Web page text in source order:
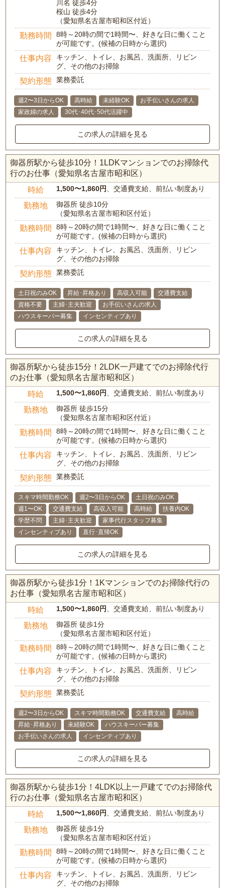
川名 徒歩4分
桜山 徒歩4分
（愛知県名古屋市昭和区付近）
勤務時間
8時～20時の間で1時間〜、好きな日に働くこと
が可能です。(候補の日時から選択)
仕事内容
キッチン、トイレ、お風呂、洗面所、リビン
グ、その他のお掃除
契約形態 業務委託
週2〜3日からOK 高時給 未経験OK
お手伝いさんの求人
家政婦の求人
30代･40代･50代活躍中
この求人の詳細を見る
御器所駅から徒歩10分！1LDKマンションでのお掃除代
行のお仕事（愛知県名古屋市昭和区）
時給 1,500〜1,860円、交通費支給、前払い制度あり
勤務地
御器所 徒歩10分
（愛知県名古屋市昭和区付近）
勤務時間
8時～20時の間で1時間〜、好きな日に働くこと
が可能です。(候補の日時から選択)
仕事内容
キッチン、トイレ、お風呂、洗面所、リビン
グ、その他のお掃除
契約形態 業務委託
土日祝のみOK 昇給･昇格あり 高収入可能
交通費支給
資格不要
主婦･主夫歓迎
お手伝いさんの求人
ハウスキーパー募集
インセンティブあり
この求人の詳細を見る
御器所駅から徒歩15分！2LDK一戸建てでのお掃除代行
のお仕事（愛知県名古屋市昭和区）
時給 1,500〜1,860円、交通費支給、前払い制度あり
勤務地
御器所 徒歩15分
（愛知県名古屋市昭和区付近）
勤務時間
8時～20時の間で1時間〜、好きな日に働くこと
が可能です。(候補の日時から選択)
仕事内容
キッチン、トイレ、お風呂、洗面所、リビン
グ、その他のお掃除
契約形態 業務委託
スキマ時間勤務OK 週2〜3日からOK
土日祝のみOK
週1〜OK
交通費支給 高収入可能 高時給
扶養内OK
学歴不問
主婦･主夫歓迎
家事代行スタッフ募集
インセンティブあり
直行･直帰OK
この求人の詳細を見る
御器所駅から徒歩1分！1Kマンションでのお掃除代行の
お仕事（愛知県名古屋市昭和区）
時給 1,500〜1,860円、交通費支給、前払い制度あり
勤務地
御器所 徒歩1分
（愛知県名古屋市昭和区付近）
勤務時間
8時～20時の間で1時間〜、好きな日に働くこと
が可能です。(候補の日時から選択)
仕事内容
キッチン、トイレ、お風呂、洗面所、リビン
グ、その他のお掃除
契約形態 業務委託
週2〜3日からOK スキマ時間勤務OK 交通費支給
高時給
昇給･昇格あり
未経験OK
ハウスキーパー募集
お手伝いさんの求人
インセンティブあり
この求人の詳細を見る
御器所駅から徒歩1分！4LDK以上一戸建てでのお掃除代
行のお仕事（愛知県名古屋市昭和区）
時給 1,500〜1,860円、交通費支給、前払い制度あり
勤務地
御器所 徒歩1分
（愛知県名古屋市昭和区付近）
勤務時間
8時～20時の間で1時間〜、好きな日に働くこと
が可能です。(候補の日時から選択)
仕事内容
キッチン、トイレ、お風呂、洗面所、リビン
グ、その他のお掃除